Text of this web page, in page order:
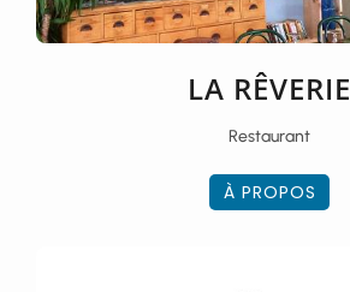
LA RÊVERIE
Restaurant
À PROPOS